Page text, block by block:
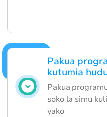
Pakua
kutumia
Pakua
soko la simu
yako